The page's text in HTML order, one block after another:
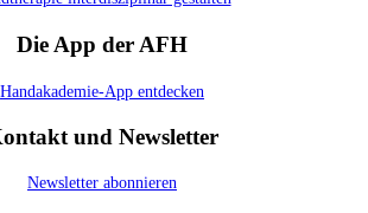
Die App der AFH
Handakademie-App entdecken
und Newsletter
Newsletter abonnieren